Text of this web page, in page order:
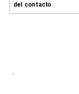
del contacto
.